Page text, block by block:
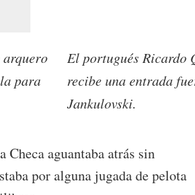
para
El portugués Ricardo
recibe una entrada
Jankulovski.
aguantaba atrás sin
por alguna jugada de pelota